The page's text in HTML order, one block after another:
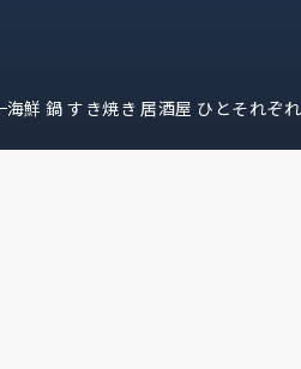
海鮮 鍋 すき焼き 居酒屋 ひとそれぞれ